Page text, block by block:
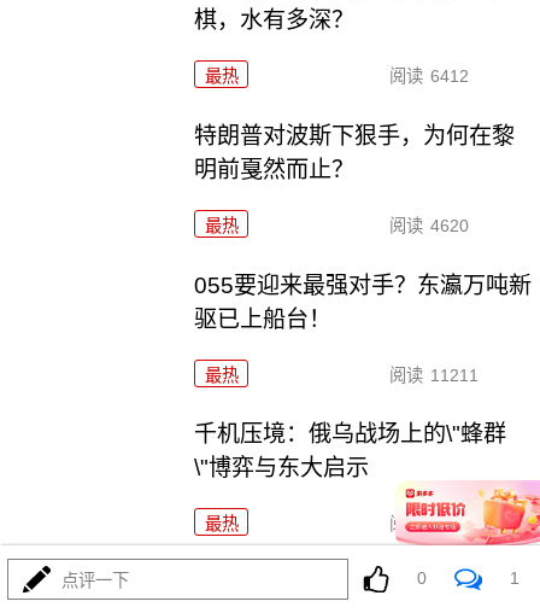
棋，水有多深？
最热 阅读 6412
特朗普对波斯下狠手，为何在黎
明前戛然而止？
最热 阅读 4620
055要迎来最强对手？东瀛万吨新
驱已上船台！
最热 阅读 11211
千机压境：俄乌战场上的\"蜂群
\"博弈与东大启示
最热 阅读 8576
算了不打了？特朗普这脚刹车，
点评一下 0 1